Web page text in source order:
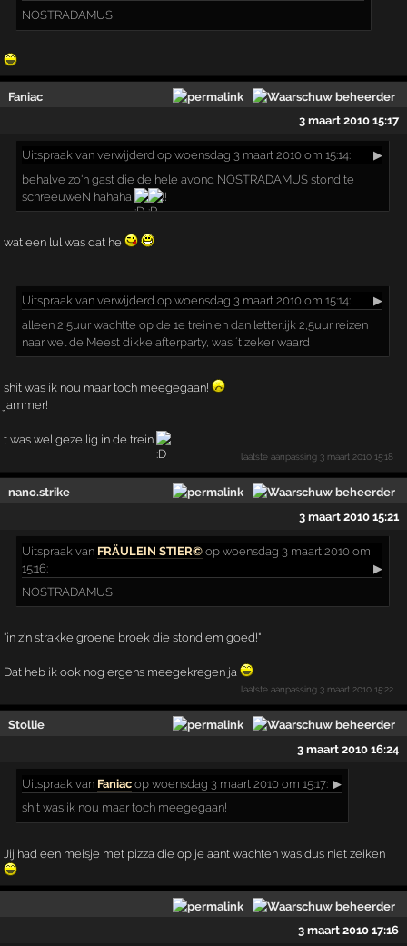
NOSTRADAMUS
Faniac
3 maart 2010 15:17
Uitspraak van verwijderd op woensdag 3 maart 2010 om 15:14:
▶
behalve zo'n gast die de hele avond NOSTRADAMUS stond te
schreeuweN hahaha
!!
wat een lul was dat he
Uitspraak van verwijderd op woensdag 3 maart 2010 om 15:14:
▶
alleen 2,5uur wachtte op de 1e trein en dan letterlijk 2,5uur reizen
naar wel de Meest dikke afterparty, was ´t zeker waard
shit was ik nou maar toch meegegaan!
jammer!
t was wel gezellig in de trein
laatste aanpassing 3 maart 2010 15:18
nano.strike
3 maart 2010 15:21
Uitspraak van FRÄULEIN STIER© op woensdag 3 maart 2010 om
15:16:
▶
NOSTRADAMUS
"in z'n strakke groene broek die stond em goed!"
Dat heb ik ook nog ergens meegekregen ja
laatste aanpassing 3 maart 2010 15:22
Stollie
3 maart 2010 16:24
Uitspraak van Faniac op woensdag 3 maart 2010 om 15:17: ▶
shit was ik nou maar toch meegegaan!
Jij had een meisje met pizza die op je aant wachten was dus niet zeiken
3 maart 2010 17:16